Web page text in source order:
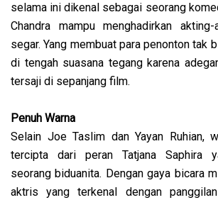
selama ini dikenal sebagai seorang
Chandra mampu menghadirkan
segar. Yang membuat para penonton tak
di tengah suasana tegang karena
tersaji di sepanjang film.
Penuh Warna
Selain Joe Taslim dan Yayan Ruhian,
tercipta dari peran Tatjana Saphira
seorang biduanita. Dengan gaya bicara
aktris yang terkenal dengan